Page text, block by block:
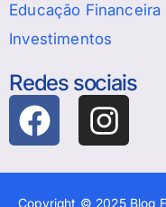
Educação Financeira
Investimentos
Redes sociais
Copyright © 2025 Blog